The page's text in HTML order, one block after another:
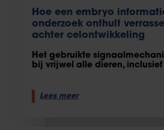
Hoe een embryo
onderzoek onthult
achter celontwikkeling
Het gebruikte
bij vrijwel alle dieren, inclusief
Lees meer